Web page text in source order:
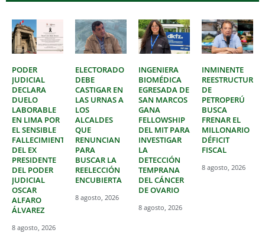
PODER
JUDICIAL
DECLARA
DUELO
LABORABLE
EN LIMA POR
EL SENSIBLE
FALLECIMIENTO
DEL EX
PRESIDENTE
DEL PODER
JUDICIAL
OSCAR
ALFARO
ÁLVAREZ
8 agosto, 2026
ELECTORADO
DEBE
CASTIGAR EN
LAS URNAS A
LOS
ALCALDES
QUE
RENUNCIAN
PARA
BUSCAR LA
REELECCIÓN
ENCUBIERTA
8 agosto, 2026
INGENIERA
BIOMÉDICA
EGRESADA DE
SAN MARCOS
GANA
FELLOWSHIP
DEL MIT PARA
INVESTIGAR
LA
DETECCIÓN
TEMPRANA
DEL CÁNCER
DE OVARIO
8 agosto, 2026
INMINENTE
DE
PETROPERÚ
BUSCA
FRENAR EL
MILLONARIO
DÉFICIT
FISCAL
8 agosto, 2026